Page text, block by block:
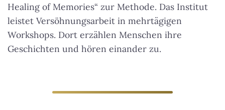
Healing of Memories“ zur Methode. Das Institut
leistet Versöhnungsarbeit in mehrtägigen
Workshops. Dort erzählen Menschen ihre
Geschichten und hören einander zu.